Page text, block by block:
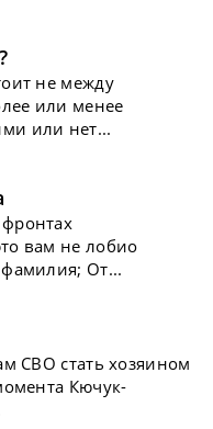
не между
или менее
или нет...
вам не лобио
От...
СВО стать хозяином
Кючук-